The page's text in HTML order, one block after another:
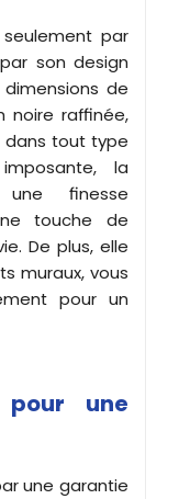
par
son design
de
noire raffinée,
dans tout type
la
une finesse
touche de
De plus, elle
muraux, vous
pour un
une
une garantie